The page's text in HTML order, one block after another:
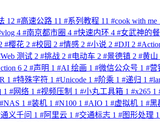
12 #高速公路 11 #系列教程 11 #cook with me
vlog 4 #南京都市圈 4 #快速内环 4 #女武神的
#樱花 2 #校园 2 #情感 2 #小说 2 #DJI 2 #
Web 测试 2 #挑战 2 #电动车 2 #景德镇 2 #黄山
6 2 #声明 1 #AI 绘画 1 #微信公众号 1 #营
1 #特殊字符 1 #Unicode 1 #阶乘 1 #递归 1 #
1 #网络 1 #视频压制 1 #小丸工具箱 1 #x265 1
#NAS 1 #装机 1 #N100 1 #AIO 1 #虚拟机 1 #黑
通义千问 1 #阿里云 1 #交通标志 1 #图形处理 1